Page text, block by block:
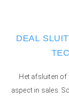
DEAL
Het afsluiten of
aspect in sales.